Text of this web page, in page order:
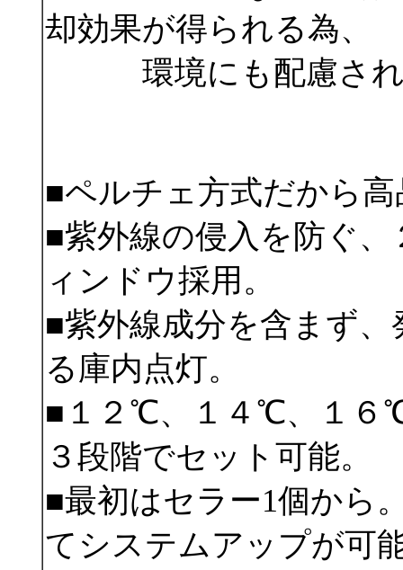
却効果が得られる為、
環境にも配慮され
■ペルチェ方式だから
■紫外線の侵入を防ぐ
ィンドウ採用。
■紫外線成分を含まず
る庫内点灯。
■ １２℃、１４℃、１６
３段階でセット可能。
■最初はセラー1個から
てシステムアップが可